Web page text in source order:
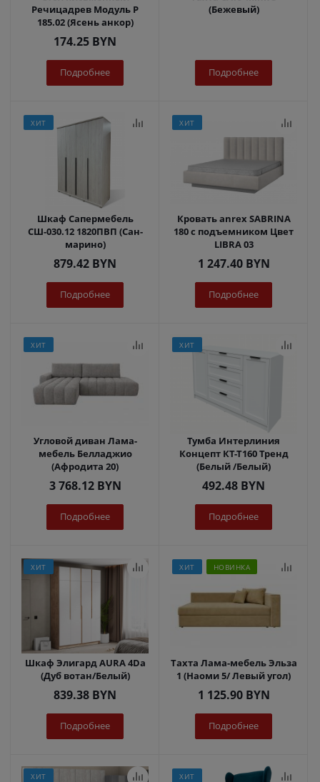
Речицадрев Модуль Р
185.02 (Ясень анкор)
174.25 BYN
Подробнее
(Бежевый)
Подробнее
ХИТ
Шкаф Сапермебель
СШ-030.12 1820ПВП (Сан-
марино)
879.42 BYN
Подробнее
ХИТ
Кровать anrex SABRINA
180 с подъемником Цвет
LIBRA 03
1 247.40BYN
Подробнее
ХИТ
Угловой диван Лама-
мебель Белладжио
(Афродита 20)
3 768.12BYN
Подробнее
ХИТ
Тумба Интерлиния
Концепт КТ-Т160 Тренд
(Белый /Белый)
492.48 BYN
Подробнее
ХИТ
Шкаф Элигард AURA 4Dа
(Дуб вотан/Белый)
839.38 BYN
Подробнее
ХИТ НОВИНКА
Тахта Лама-мебель Эльза
1 (Наоми 5/ Левый угол)
1 125.90BYN
Подробнее
ХИТ ХИТ